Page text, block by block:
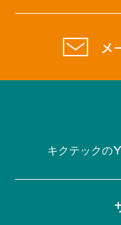
メ
キクテックの